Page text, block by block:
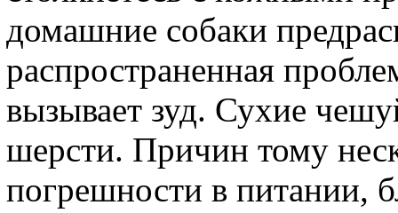
домашние собаки
распространенная
вызывает зуд. Сухие
шерсти. Причин тому
погрешности в питании,